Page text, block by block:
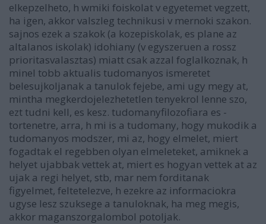
elkepzelheto, h wmiki foiskolat v egyetemet vegzett,
ha igen, akkor valszleg technikusi v mernoki szakon.
sajnos ezek a szakok (a kozepiskolak, es plane az
altalanos iskolak) idohiany (v egyszeruen a rossz
prioritasvalasztas) miatt csak azzal foglalkoznak, h
minel tobb aktualis tudomanyos ismeretet
belesujkoljanak a tanulok fejebe, ami ugy megy at,
mintha megkerdojelezhetetlen tenyekrol lenne szo,
ezt tudni kell, es kesz. tudomanyfilozofiara es -
tortenetre, arra, h mi is a tudomany, hogy mukodik a
tudomanyos modszer, mi az, hogy elmelet, miert
fogadtak el regebben olyan elmeleteket, amiknek a
helyet ujabbak vettek at, miert es hogyan vettek at az
ujak a regi helyet, stb, mar nem forditanak
figyelmet, feltetelezve, h ezekre az informaciokra
ugyse lesz szuksege a tanuloknak, ha meg megis,
akkor maganszorgalombol potoljak.